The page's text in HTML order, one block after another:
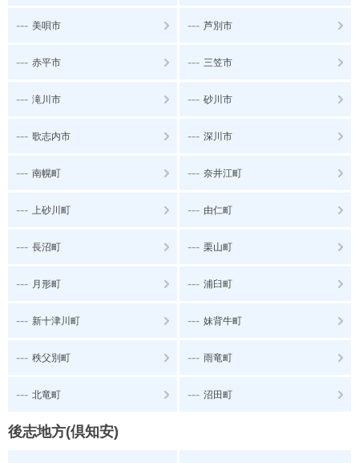
--- 美唄市 --- 芦別市
--- 赤平市 --- 三笠市
--- 滝川市 --- 砂川市
--- 歌志内市 --- 深川市
--- 南幌町 --- 奈井江町
--- 上砂川町 --- 由仁町
--- 長沼町 --- 栗山町
--- 月形町 --- 浦臼町
--- 新十津川町 --- 妹背牛町
--- 秩父別町 --- 雨竜町
--- 北竜町 --- 沼田町
後志地方(倶知安)